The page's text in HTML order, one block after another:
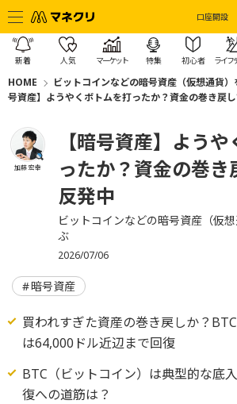
口座開設
新着 人気 マーケット 特集 初心者 ライフ
HOME ビットコインなどの暗号資産（仮想通貨
号資産】ようやくボトムを打ったか？資金の巻き戻
加藤 宏幸
【暗号資産】よう
ったか？資金の巻き
反発中
ビットコインなどの暗号資産（仮
ぶ
2026/07/06
暗号資産
買われすぎた資産の巻き戻しか？BTC
は64,000ドル近辺まで回復
BTC（ビットコイン）は典型的な底
復への道筋は？